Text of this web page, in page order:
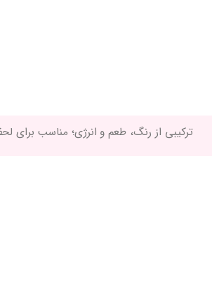
ترکیبی از رنگ، طعم و انرژی؛ مناسب برای